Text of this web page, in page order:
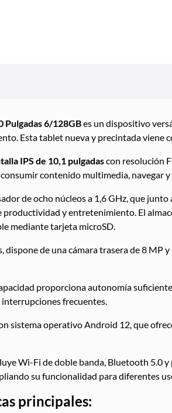
Pulgadas 6/128GBes un dispositivo
Esta tablet nueva y precintada viene
IPS de 10,1 pulgadascon resolución
contenido multimedia, navegar
de ocho núcleos a 1,6 GHz, que junto
productividad y entretenimiento. El
mediante tarjeta microSD.
dispone de una cámara trasera de 8 MP
proporciona autonomía
frecuentes.
sistema operativo Android 12, que
Wi-Fi de doble banda, Bluetooth 5.0
su funcionalidad para diferentes
principales: